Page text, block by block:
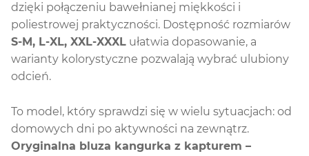
dzięki połączeniu bawełnianej miękkości i
poliestrowej praktyczności. Dostępność rozmiarów
S-M, L-XL, XXL-XXXL ułatwia dopasowanie, a
warianty kolorystyczne pozwalają wybrać ulubiony
odcień.
To model, który sprawdzi się w wielu sytuacjach: od
domowych dni po aktywności na zewnątrz.
Oryginalna bluza kangurka z kapturem –